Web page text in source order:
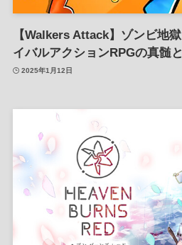
【Walkers Attack】ゾンビ地
イバルアクションRPGの真髄
2025年1月12日